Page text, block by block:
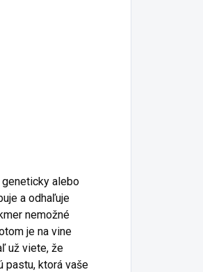
alebo
a odhaľuje
nemožné
je na vine
už viete, že
pastu, ktorá vaše